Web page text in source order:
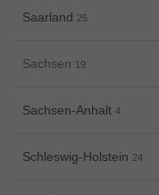
Saarland 25
Sachsen 19
Sachsen-Anhalt 4
Schleswig-Holstein 24